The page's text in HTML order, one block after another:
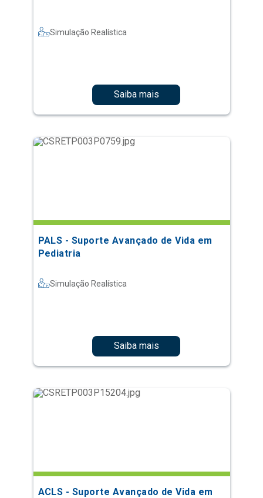
Simulação Realística
Saiba mais
PALS - Suporte Avançado de Vida em
Pediatria
Simulação Realística
Saiba mais
ACLS - Suporte Avançado de Vida em